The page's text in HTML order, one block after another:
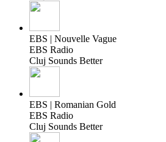
EBS | Nouvelle Vague
EBS Radio
Cluj Sounds Better
EBS | Romanian Gold
EBS Radio
Cluj Sounds Better